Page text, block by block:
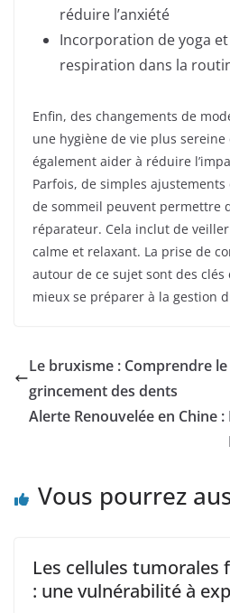
réduire l’anxiété
Incorporation de yoga
respiration dans la
Enfin, des changements de
une hygiène de vie plus
également aider à réduire
Parfois, de simples
de sommeil peuvent permettre
réparateur. Cela inclut de veiller
calme et relaxant. La prise de
autour de ce sujet sont des
mieux se préparer à la gestion
Le bruxisme : Comprendre
grincement des dents
Alerte Renouvelée en Chine
Vous pourrez
Les cellules tumorales
: une vulnérabilité à